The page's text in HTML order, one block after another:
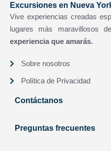
Excursiones en Nueva
Vive experiencias creadas
lugares más maravillosos
experiencia que amarás.
Sobre nosotros
Política de Privacidad
Contáctanos
Preguntas frecuentes